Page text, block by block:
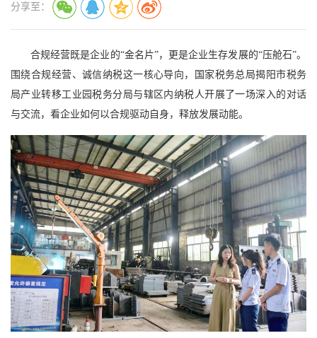
分享至：
合规经营既是企业的“金名片”，更是企业生存发展的“压舱石”。
围绕合规经营、诚信纳税这一核心导向，国家税务总局揭阳市税务
局产业转移工业园税务分局与辖区内纳税人开展了一场深入的对话
与交流，看企业如何以合规驱动自身，释放发展动能。